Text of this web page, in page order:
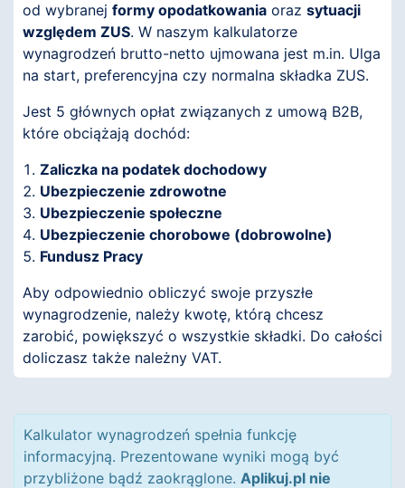
od wybranej formy opodatkowania oraz sytuacji
względem ZUS. W naszym kalkulatorze
wynagrodzeń brutto-netto ujmowana jest m.in. Ulga
na start, preferencyjna czy normalna składka ZUS.
Jest 5 głównych opłat związanych z umową B2B,
które obciążają dochód:
Zaliczka na podatek dochodowy
Ubezpieczenie zdrowotne
Ubezpieczenie społeczne
Ubezpieczenie chorobowe (dobrowolne)
Fundusz Pracy
Aby odpowiednio obliczyć swoje przyszłe
wynagrodzenie, należy kwotę, którą chcesz
zarobić, powiększyć o wszystkie składki. Do całości
doliczasz także należny VAT.
Kalkulator wynagrodzeń spełnia funkcję
informacyjną. Prezentowane wyniki mogą być
przybliżone bądź zaokrąglone. Aplikuj.pl nie